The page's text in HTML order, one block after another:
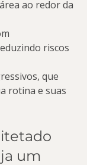
ao redor da
riscos
que
rotina e suas
um